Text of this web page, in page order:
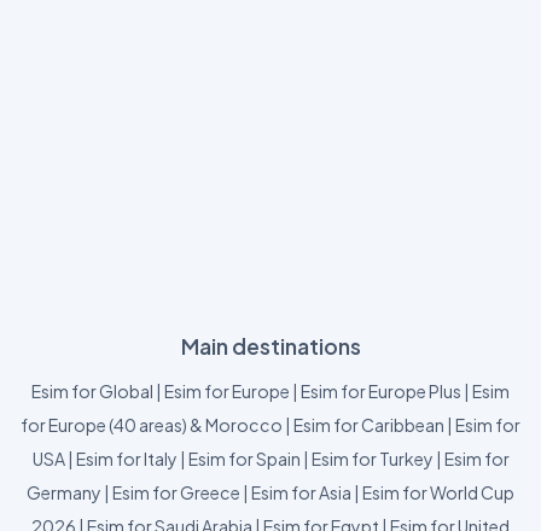
Main destinations
Esim for Global | Esim for Europe | Esim for Europe Plus | Esim
for Europe (40 areas) & Morocco | Esim for Caribbean | Esim for
USA| Esim for Italy | Esim for Spain | Esim for Turkey | Esim for
Germany | Esim for Greece | Esim for Asia | Esim for World Cup
2026 | Esim for Saudi Arabia | Esim for Egypt | Esim for United